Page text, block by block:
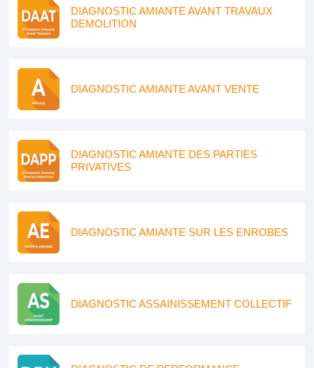
DIAGNOSTIC AMIANTE AVANT TRAVAUX
DEMOLITION
DIAGNOSTIC AMIANTE AVANT VENTE
DIAGNOSTIC AMIANTE DES PARTIES
PRIVATIVES
DIAGNOSTIC AMIANTE SUR LES ENROBES
DIAGNOSTIC ASSAINISSEMENT COLLECTIF